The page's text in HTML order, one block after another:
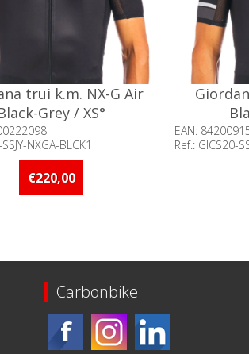
trui k.m. NX-G Air
Grey / XS°
NXGA-BLCK1
Minder dan 5 stuks
€220,00
EAN:
Ref.: GICS20-
Carbonbike